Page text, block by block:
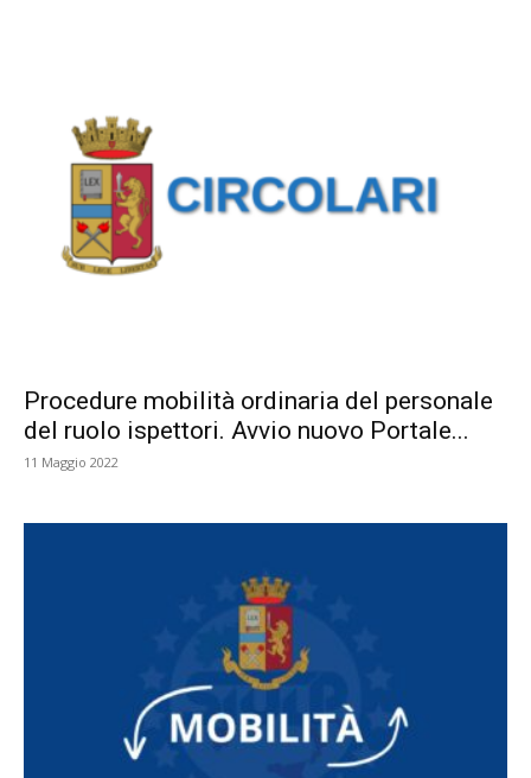
Procedure mobilità ordinaria del personale
del ruolo ispettori. Avvio nuovo Portale...
11 Maggio 2022